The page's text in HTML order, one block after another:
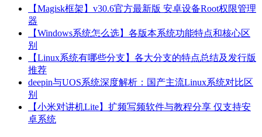
【Magisk框架】v30.6官方最新版 安卓设备Root权限管理
器
【Windows系统怎么选】各版本系统功能特点和核心区
别
【Linux系统有哪些分支】各大分支的特点总结及发行版
推荐
deepin与UOS系统深度解析：国产主流Linux系统对比区
别
【小米对讲机Lite】扩频写频软件与教程分享 仅支持安
卓系统